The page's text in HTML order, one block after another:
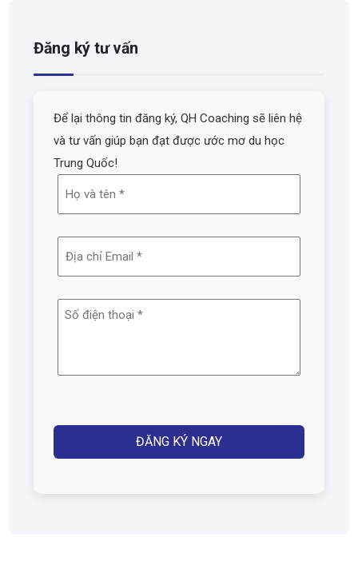
Đăng ký tư vấn
Để lại thông tin đăng ký, QH Coaching sẽ liên hệ
và tư vấn giúp bạn đạt được ước mơ du học
Trung Quốc!
tên
(Required)
email
(Required)
Số